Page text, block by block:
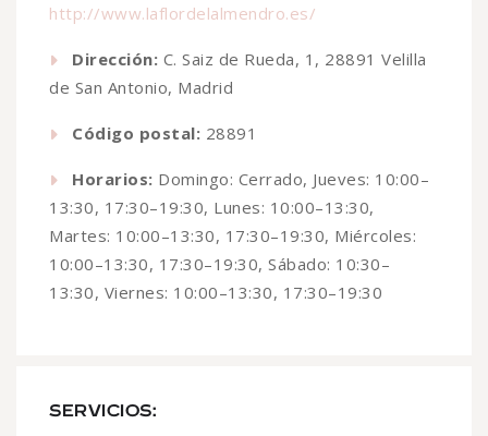
http://www.laflordelalmendro.es/
Dirección: C. Saiz de Rueda, 1, 28891 Velilla
de San Antonio, Madrid
Código postal: 28891
Horarios: Domingo: Cerrado, Jueves: 10:00–
13:30, 17:30–19:30, Lunes: 10:00–13:30,
Martes: 10:00–13:30, 17:30–19:30, Miércoles:
10:00–13:30, 17:30–19:30, Sábado: 10:30–
13:30, Viernes: 10:00–13:30, 17:30–19:30
SERVICIOS: